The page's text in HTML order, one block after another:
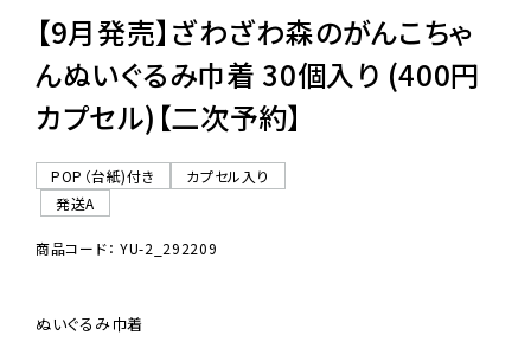
ご利用ガイド
06-6282-7659
【9月発売】ざわざわ森のがんこちゃ
んぬいぐるみ巾着 30個入り (400円
カプセル)【二次予約】
POP（台紙)付き
カプセル入り
発送A
商品コード： YU-2_292209
ぬいぐるみ巾着